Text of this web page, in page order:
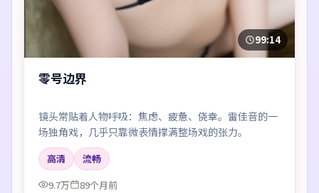
99:14
零号边界
镜头常贴着人物呼吸：焦虑、疲惫、侥幸。雷佳音的一
场独角戏，几乎只靠微表情撑满整场戏的张力。
高清
流畅
9.7万
89个月前